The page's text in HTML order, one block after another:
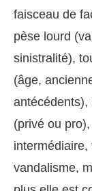
faisceau de
pèse lourd
sinistralité),
(âge,
antécédents),
(privé ou
intermédiaire,
vandalisme,